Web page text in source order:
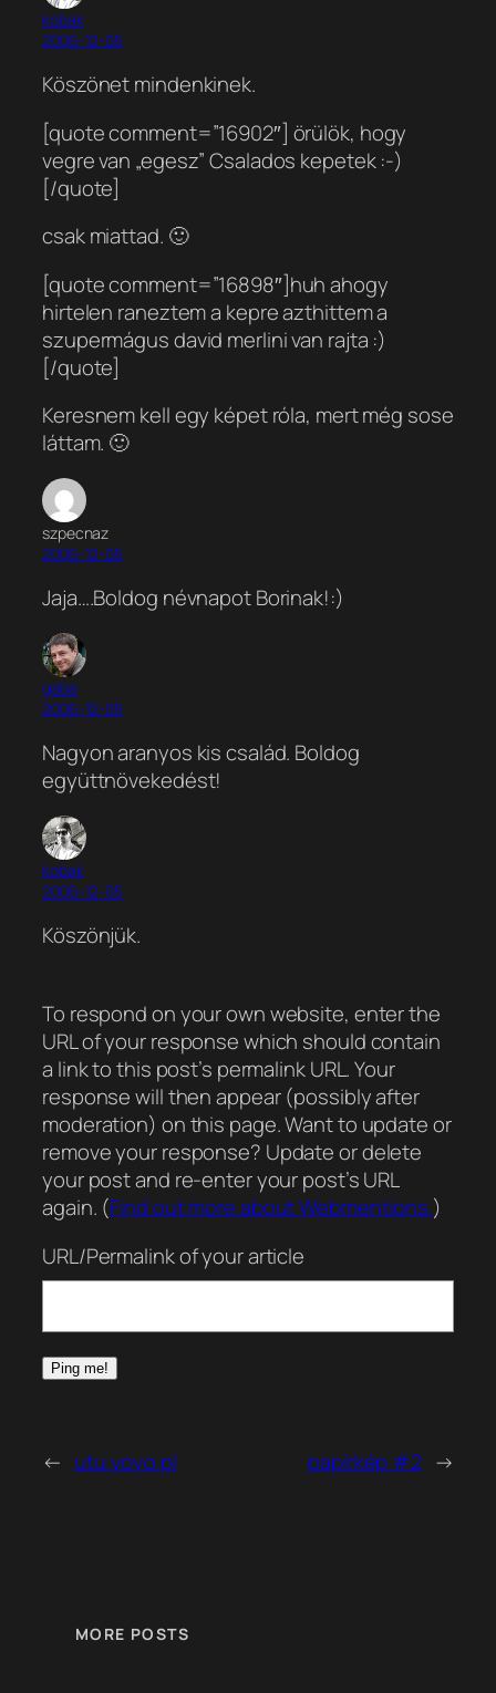
kobak
2006-12-05
Köszönet mindenkinek.
[quote comment=”16902″] örülök, hogy
vegre van „egesz” Csalados kepetek :-)
[/quote]
csak miattad. 🙂
[quote comment=”16898″]huh ahogy
hirtelen raneztem a kepre azthittem a
szupermágus david merlini van rajta :)
[/quote]
Keresnem kell egy képet róla, mert még sose
láttam. 🙂
szpecnaz
2006-12-05
Jaja….Boldog névnapot Borinak!:)
gaba
2006-12-05
Nagyon aranyos kis család. Boldog
együttnövekedést!
kobak
2006-12-05
Köszönjük.
To respond on your own website, enter the
URL of your response which should contain
a link to this post’s permalink URL. Your
response will then appear (possibly after
moderation) on this page. Want to update or
remove your response? Update or delete
your post and re-enter your post’s URL
again. (Find out more about Webmentions.)
URL/Permalink of your article
← utu.yoyo.pl papírkép #2 →
MORE POSTS